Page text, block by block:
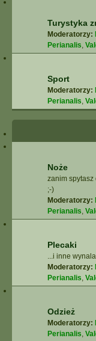
Turystyka
Moderatorzy:
Perianalis,
Sport
Moderatorzy:
Perianalis,
Noże
zanim spytasz
;-)
Moderatorzy:
Perianalis,
Plecaki
...i inne
Moderatorzy:
Perianalis,
Odzież
Moderatorzy:
Perianalis,